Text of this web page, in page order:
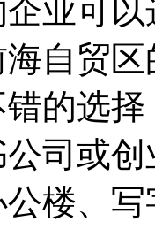
业可
自贸
的选
司或
楼、